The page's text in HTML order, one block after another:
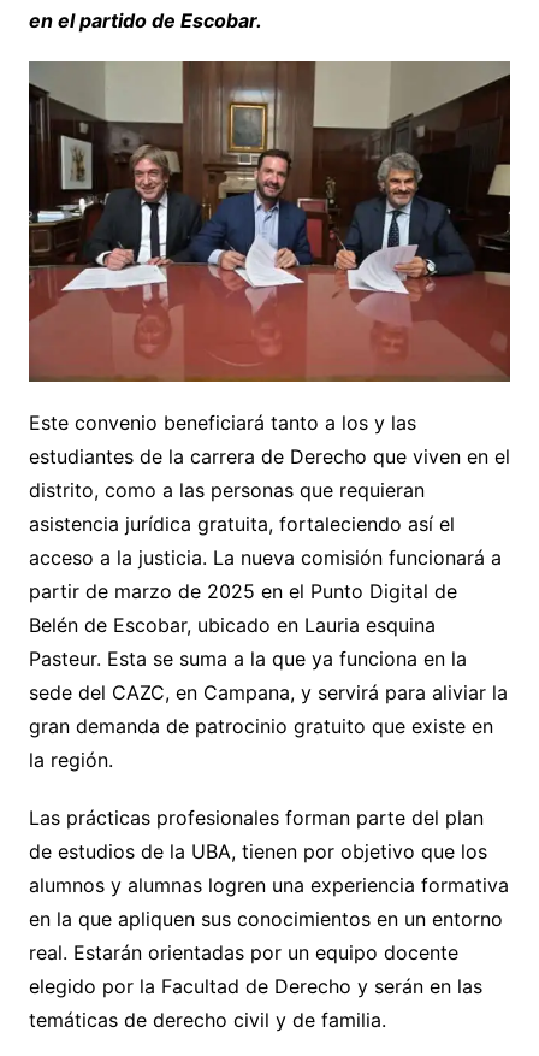
en el partido de Escobar.
Este convenio beneficiará tanto a los y las
estudiantes de la carrera de Derecho que viven en el
distrito, como a las personas que requieran
asistencia jurídica gratuita, fortaleciendo así el
acceso a la justicia. La nueva comisión funcionará a
partir de marzo de 2025 en el Punto Digital de
Belén de Escobar, ubicado en Lauria esquina
Pasteur. Esta se suma a la que ya funciona en la
sede del CAZC, en Campana, y servirá para aliviar la
gran demanda de patrocinio gratuito que existe en
la región.
Las prácticas profesionales forman parte del plan
de estudios de la UBA, tienen por objetivo que los
alumnos y alumnas logren una experiencia formativa
en la que apliquen sus conocimientos en un entorno
real. Estarán orientadas por un equipo docente
elegido por la Facultad de Derecho y serán en las
temáticas de derecho civil y de familia.